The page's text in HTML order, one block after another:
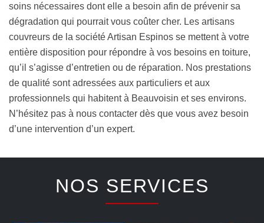
soins nécessaires dont elle a besoin afin de prévenir sa
dégradation qui pourrait vous coûter cher. Les artisans
couvreurs de la société Artisan Espinos se mettent à votre
entière disposition pour répondre à vos besoins en toiture,
qu’il s’agisse d’entretien ou de réparation. Nos prestations
de qualité sont adressées aux particuliers et aux
professionnels qui habitent à Beauvoisin et ses environs.
N’hésitez pas à nous contacter dès que vous avez besoin
d’une intervention d’un expert.
NOS SERVICES